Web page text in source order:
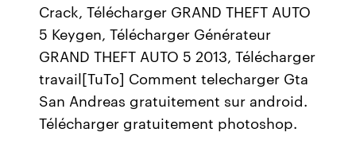
Crack, Télécharger GRAND THEFT AUTO
5 Keygen, Télécharger Générateur
GRAND THEFT AUTO 5 2013, Télécharger
travail[TuTo] Comment telecharger Gta
San Andreas gratuitement sur android.
Télécharger gratuitement photoshop.